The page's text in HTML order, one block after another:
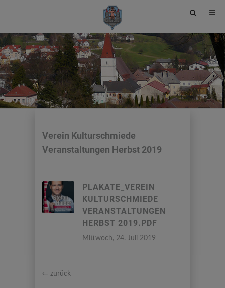
Site
toggle
Verein Kulturschmiede
Veranstaltungen Herbst 2019
PLAKATE_VEREIN
KULTURSCHMIEDE
VERANSTALTUNGEN
HERBST 2019.PDF
Mittwoch, 24. Juli 2019
⇐ zurück